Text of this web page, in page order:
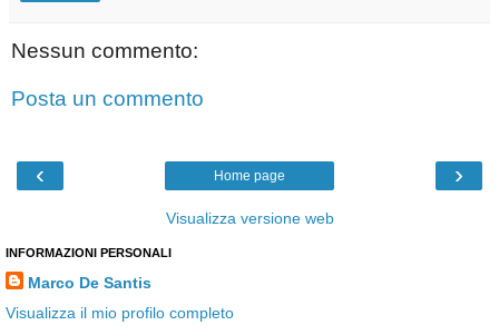
Nessun commento:
Posta un commento
‹ ›
Home page
Visualizza versione web
INFORMAZIONI PERSONALI
Marco De Santis
Visualizza il mio profilo completo